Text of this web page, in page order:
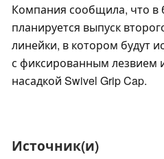
Компания сообщила, что
планируется выпуск
линейки, в котором будут
с фиксированным лезвием
насадкой Swivel Grip Cap.
Источник(и)